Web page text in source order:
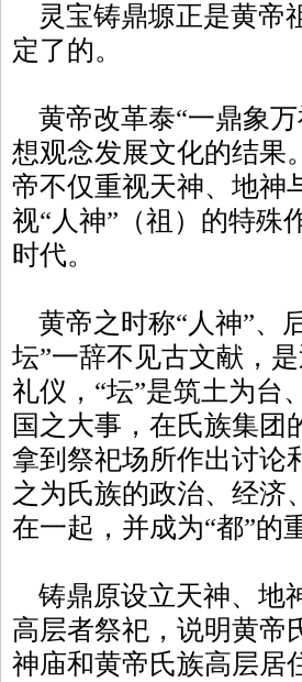
灵宝铸鼎塬正是黄帝
定了的。
黄帝改革泰“一鼎象
想观念发展文化的结果
帝不仅重视天神、地神
视“人神”（祖）的特殊
时代。
黄帝之时称“人神”、
坛”一辞不见古文献，
礼仪，“坛”是筑土为台
国之大事，在氏族集团
拿到祭祀场所作出讨论
之为氏族的政治、经济
在一起，并成为“都”的
铸鼎原设立天神、地
高层者祭祀，说明黄帝
神庙和黄帝氏族高层居